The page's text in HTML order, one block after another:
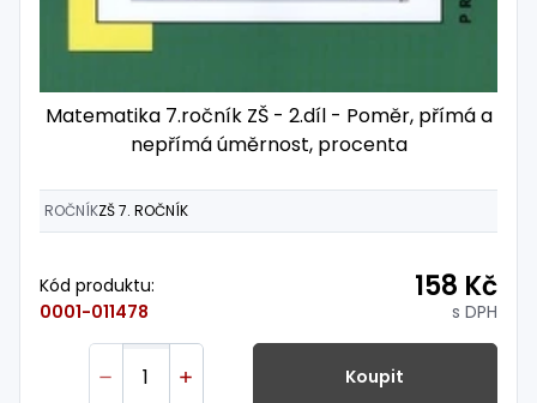
Matematika 7.ročník ZŠ - 2.díl - Poměr, přímá a
nepřímá úměrnost, procenta
ROČNÍKZŠ 7. ROČNÍK
Kód produktu:
0001-011478
158 Kč
s DPH
Koupit